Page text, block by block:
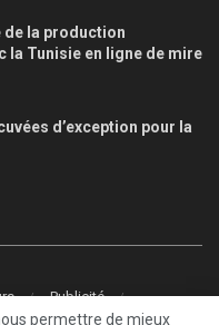
de la production
la Tunisie en ligne de mire
d’exception pour la
Publicité
permettre de mieux